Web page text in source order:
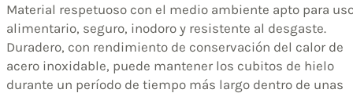
Material respetuoso con el medio ambiente apto para
alimentario, seguro, inodoro y resistente al desgaste.
Duradero, con rendimiento de conservación del calor de
acero inoxidable, puede mantener los cubitos de hielo
durante un período de tiempo más largo dentro de unas